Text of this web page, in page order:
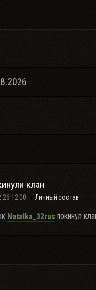
клан
12:00 Личный состав
Natalka_32rus покинул